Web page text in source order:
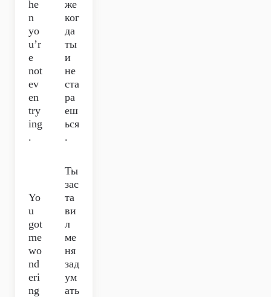
he
n
yo
u’r
e
not
ev
en
try
ing
.
же
ког
да
ты
и
не
ста
ра
еш
ься
.
Yo
u
got
me
wo
nd
eri
ng
Ты
зас
та
ви
л
ме
ня
зад
ум
ать